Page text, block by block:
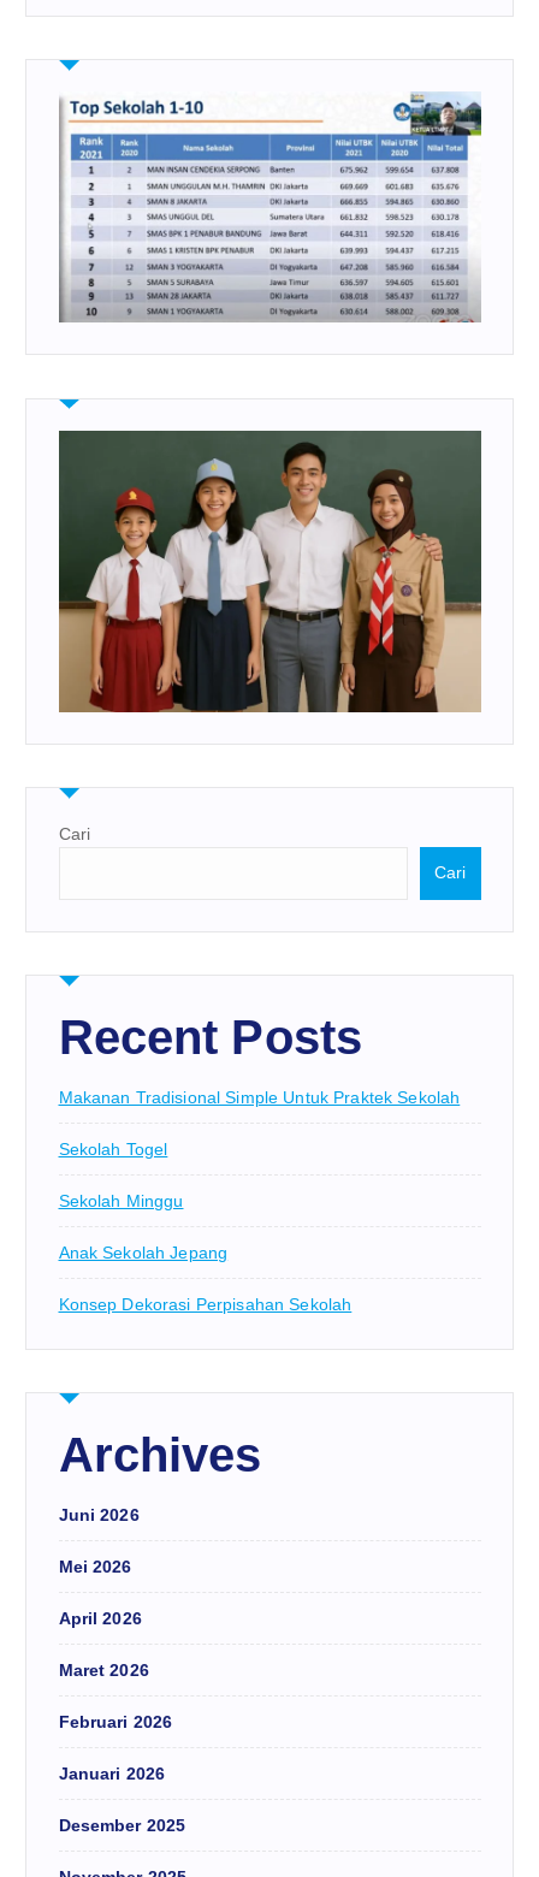
Cari
Cari
Recent Posts
Makanan Tradisional Simple Untuk Praktek Sekolah
Sekolah Togel
Sekolah Minggu
Anak Sekolah Jepang
Konsep Dekorasi Perpisahan Sekolah
Archives
Juni 2026
Mei 2026
April 2026
Maret 2026
Februari 2026
Januari 2026
Desember 2025